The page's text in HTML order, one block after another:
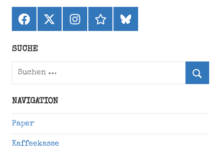
Facebook
X
(ehemals
Instagramthreadsbluesky
SUCHE
Suchen
NAVIGATION
Paper
Kaffeekasse